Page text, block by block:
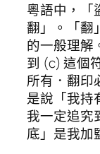
粵語中，「
翻」。「翻
的一般理解
到 (c) 這個
所有．翻印
是說「我持
我一定追究
底」是我加